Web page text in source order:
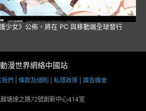
少女》公佈，將在 PC 與移動端全球發行
動漫世界網絡中國站
我們 條款及細則 私隱政策 廣告機會
塘達之路72號創新中心414室